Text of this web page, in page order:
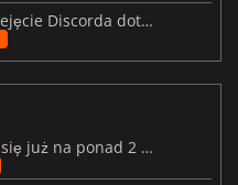
Złośliwe oprogramowanie i przejęcie Discorda dotknęły Meccha Chameleon
Resident Evil: Veronica znalazł się już na ponad 2 milionach list życzeń